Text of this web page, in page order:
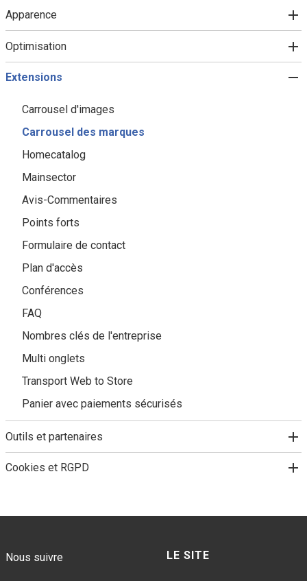
Apparence
Optimisation
Extensions
Carrousel d'images
Carrousel des marques
Homecatalog
Mainsector
Avis-Commentaires
Points forts
Formulaire de contact
Plan d'accès
Conférences
FAQ
Nombres clés de l'entreprise
Multi onglets
Transport Web to Store
Panier avec paiements sécurisés
Outils et partenaires
Cookies et RGPD
Nous suivre LE SITE